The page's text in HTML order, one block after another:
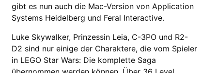
gibt es nun auch die Mac-Version von Application
Systems Heidelberg und Feral Interactive.
Luke Skywalker, Prinzessin Leia, C-3PO und R2-
D2 sind nur einige der Charaktere, die vom Spieler
in LEGO Star Wars: Die komplette Saga